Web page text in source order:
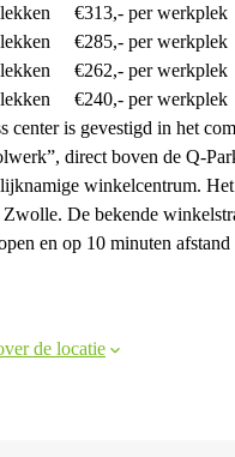
€313,- per werkplek
€285,- per werkplek
€262,- per werkplek
€240,- per werkplek
center is gevestigd in het
direct boven de Q-
winkelcentrum.
De bekende
en op 10 minuten
de locatie